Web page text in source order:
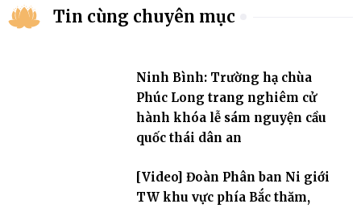
Tin cùng chuyên mục
Ninh Bình: Trường hạ chùa
Phúc Long trang nghiêm cử
hành khóa lễ sám nguyện cầu
quốc thái dân an
[Video] Đoàn Phân ban Ni giới
TW khu vực phía Bắc thăm,